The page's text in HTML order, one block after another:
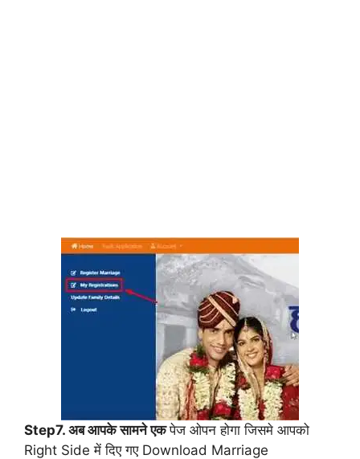
Step7. अब आपके सामने एकपेज ओपन होगा जिसमे आपको
Right Side में दिए गए Download Marriage